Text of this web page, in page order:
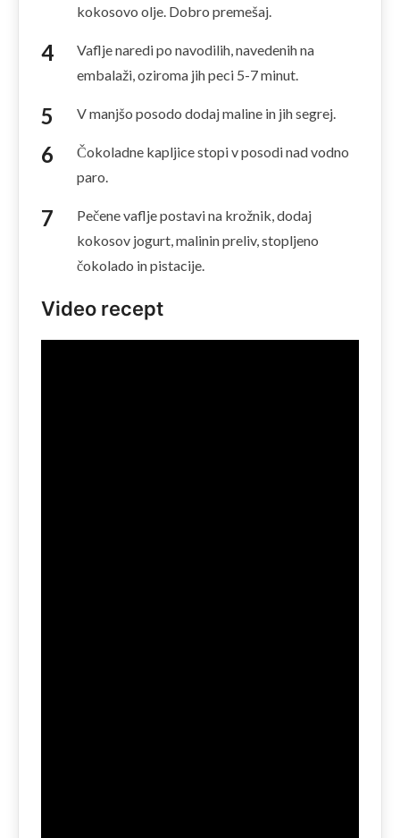
kokosovo olje. Dobro premešaj.
Vaflje naredi po navodilih, navedenih na
embalaži, oziroma jih peci 5-7 minut.
V manjšo posodo dodaj maline in jih segrej.
Čokoladne kapljice stopi v posodi nad vodno
paro.
Pečene vaflje postavi na krožnik, dodaj
kokosov jogurt, malinin preliv, stopljeno
čokolado in pistacije.
Video recept